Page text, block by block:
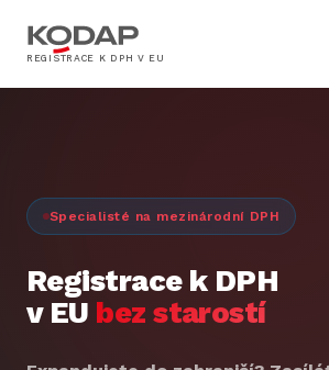
REGISTRACE K DPH V EU
Specialisté na mezinárodní DPH
Registrace k DPH
v EU bez starostí